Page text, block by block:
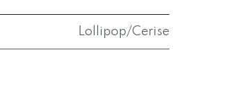
Lollipop/Cerise